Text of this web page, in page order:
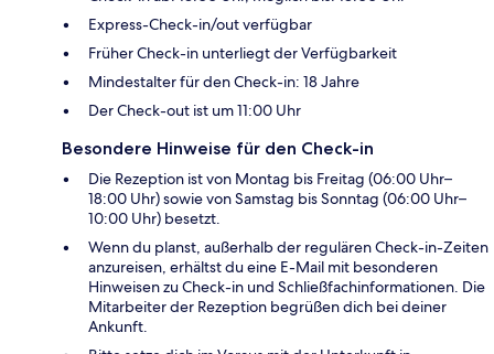
Express-Check-in/out verfügbar
Früher Check-in unterliegt der Verfügbarkeit
Mindestalter für den Check-in: 18 Jahre
Der Check-out ist um 11:00 Uhr
Besondere Hinweise für den Check-in
Die Rezeption ist von Montag bis Freitag (06:00 Uhr–
18:00 Uhr) sowie von Samstag bis Sonntag (06:00 Uhr–
10:00 Uhr) besetzt.
Wenn du planst, außerhalb der regulären Check-in-Zeiten
anzureisen, erhältst du eine E-Mail mit besonderen
Hinweisen zu Check-in und Schließfachinformationen. Die
Mitarbeiter der Rezeption begrüßen dich bei deiner
Ankunft.